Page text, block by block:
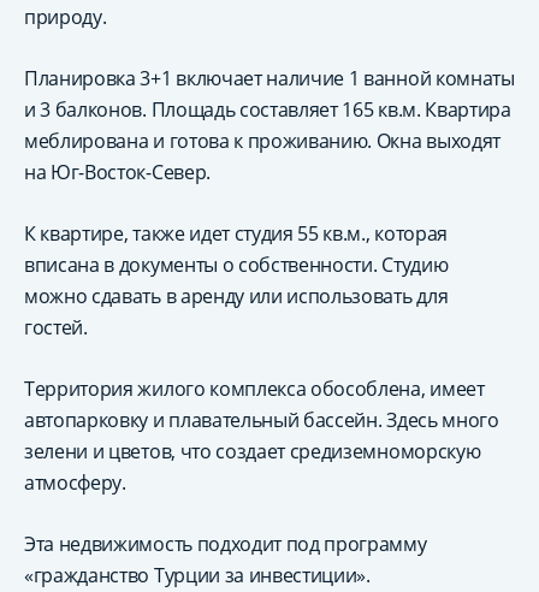
природу.
Планировка 3+1 включает наличие 1 ванной комнаты
и 3 балконов. Площадь составляет 165 кв.м. Квартира
меблирована и готова к проживанию. Окна выходят
на Юг-Восток-Север.
К квартире, также идет студия 55 кв.м., которая
вписана в документы о собственности. Студию
можно сдавать в аренду или использовать для
гостей.
Территория жилого комплекса обособлена, имеет
автопарковку и плавательный бассейн. Здесь много
зелени и цветов, что создает средиземноморскую
атмосферу.
Эта недвижимость подходит под программу
«гражданство Турции за инвестиции».